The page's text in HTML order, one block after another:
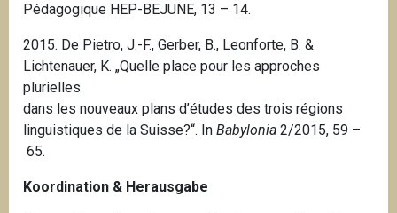
Pédagogique HEP-BEJUNE, 13 – 14.
2015. De Pietro, J.-F., Gerber, B., Leonforte, B. &
Lichtenauer, K. „Quelle place pour les approches
plurielles
dans les nouveaux plans d’études des trois régions
linguistiques de la Suisse?“. In Babylonia 2/2015, 59 –
65.
Koordination & Herausgabe